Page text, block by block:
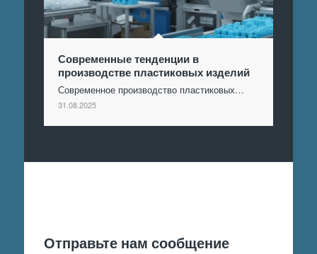
Современные тенденции в
производстве пластиковых изделий
Современное производство пластиковых…
31.08.2025
Отправьте нам сообщение